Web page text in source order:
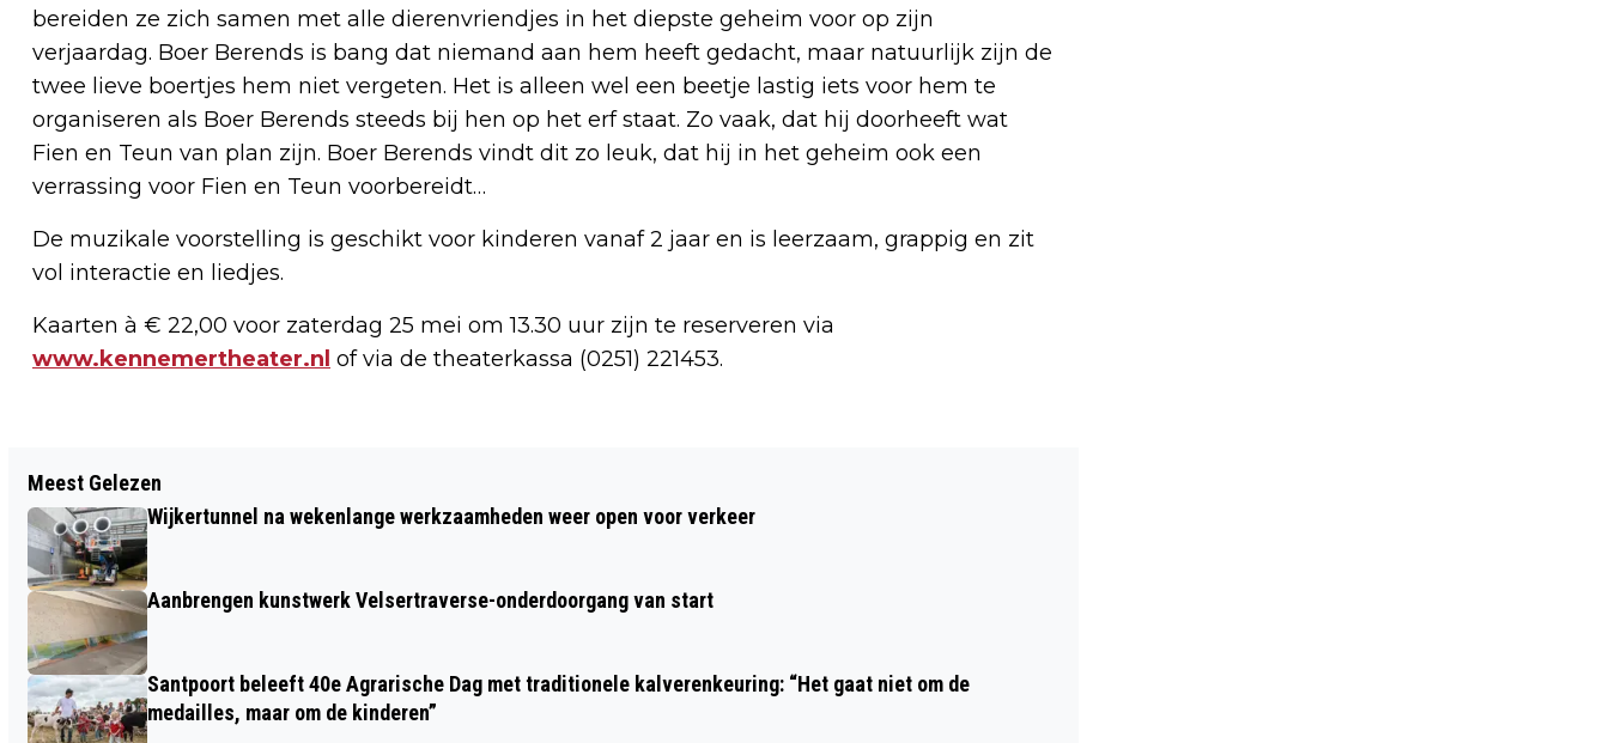
bereiden ze zich samen met alle dierenvriendjes in het diepste geheim voor op zijn
verjaardag. Boer Berends is bang dat niemand aan hem heeft gedacht, maar natuurlijk zijn de
twee lieve boertjes hem niet vergeten. Het is alleen wel een beetje lastig iets voor hem te
organiseren als Boer Berends steeds bij hen op het erf staat. Zo vaak, dat hij doorheeft wat
Fien en Teun van plan zijn. Boer Berends vindt dit zo leuk, dat hij in het geheim ook een
verrassing voor Fien en Teun voorbereidt…
De muzikale voorstelling is geschikt voor kinderen vanaf 2 jaar en is leerzaam, grappig en zit
vol interactie en liedjes.
Kaarten à € 22,00 voor zaterdag 25 mei om 13.30 uur zijn te reserveren via
www.kennemertheater.nl of via de theaterkassa (0251) 221453.
MOTORRIJDER GEWOND BIJ ONGELUK IN
BEVERWIJK
KINDERFEEST OOSTERWIJK
Meest Gelezen
Wijkertunnel na wekenlange werkzaamheden weer open voor verkeer
Aanbrengen kunstwerk Velsertraverse-onderdoorgang van start
Santpoort beleeft 40e Agrarische Dag met traditionele kalverenkeuring: “Het gaat niet om de
medailles, maar om de kinderen”